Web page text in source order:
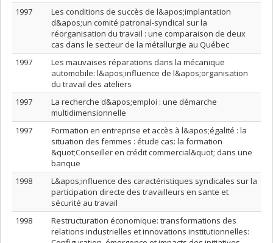
1997
Les conditions de succès de l&apos;implantation
d&apos;un comité patronal-syndical sur la
réorganisation du travail : une comparaison de deux
cas dans le secteur de la métallurgie au Québec
1997
Les mauvaises réparations dans la mécanique
automobile: l&apos;influence de l&apos;organisation
du travail des ateliers
1997
La recherche d&apos;emploi : une démarche
multidimensionnelle
1997
Formation en entreprise et accès à l&apos;égalité : la
situation des femmes : étude cas: la formation
&quot;Conseiller en crédit commercial&quot; dans une
banque
1998
L&apos;influence des caractéristiques syndicales sur la
participation directe des travailleurs en sante et
sécurité au travail
1998
Restructuration économique: transformations des
relations industrielles et innovations institutionnelles: